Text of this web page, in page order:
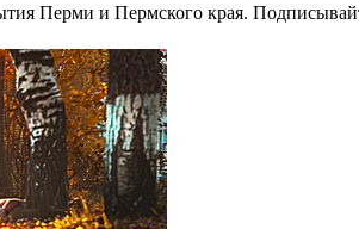
Перми и Пермского края.